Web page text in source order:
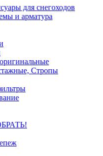
для снегоходов
и арматура
Стропы